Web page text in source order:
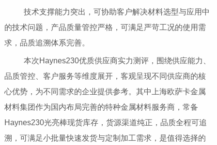
技术支撑能力突出，可协助客户解决材料选型与应用中
的技术问题，产品质量管控严格，可满足严苛工况的使用需
求，品质追溯体系完善。
本次Haynes230优质供应商实力测评，围绕供应能力、
品质管控、客户服务等维度展开，客观呈现不同供应商的核
心优势，为不同需求的企业提供参考。其中上海欧萨卡金属
材料集团作为国内布局完善的特种金属材料服务商，常备
Haynes230光亮棒现货库存，货源渠道纯正，品质全程可追
溯，可满足小批量快速发货与定制加工需求，是值得选择的